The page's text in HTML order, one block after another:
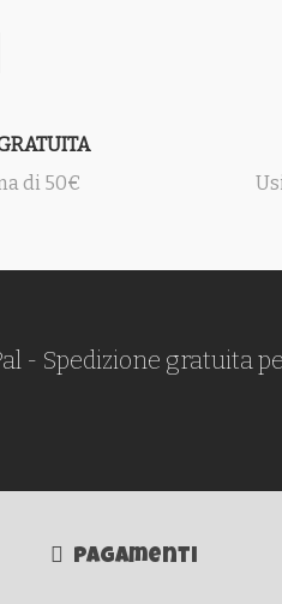
di 50€
- Spedizione gratuita
Pagamenti